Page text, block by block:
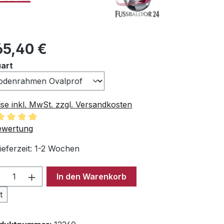
Preis:
€
inkl. MwSt. zzgl. Versandkosten
Bewertung von 5 von 5 Sternen
1-2 Wochen
Anzahl: Gib den gewünschten
In den Warenkorb